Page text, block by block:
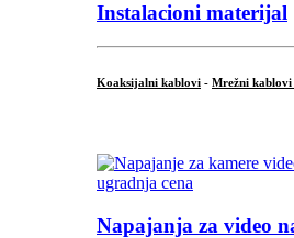
Instalacioni materijal
Koaksijalni kablovi - Mrežni kablovi
Napajanja za video